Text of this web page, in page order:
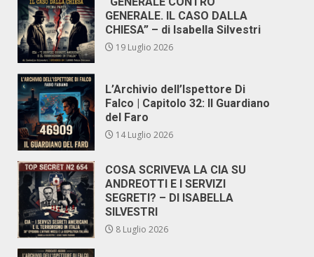
GENERALE. IL CASO DALLA
CHIESA” – di Isabella Silvestri
19 Luglio 2026
L’Archivio dell’Ispettore Di
Falco | Capitolo 32: Il Guardiano
del Faro
14 Luglio 2026
COSA SCRIVEVA LA CIA SU
ANDREOTTI E I SERVIZI
SEGRETI? – DI ISABELLA
SILVESTRI
8 Luglio 2026